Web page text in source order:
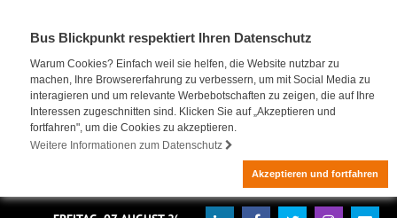
Bus Blickpunkt respektiert Ihren Datenschutz
Warum Cookies? Einfach weil sie helfen, die Website nutzbar zu
machen, Ihre Browsererfahrung zu verbessern, um mit Social Media zu
interagieren und um relevante Werbebotschaften zu zeigen, die auf Ihre
Interessen zugeschnitten sind. Klicken Sie auf „Akzeptieren und
fortfahren", um die Cookies zu akzeptieren.
Weitere Informationen zum Datenschutz
Akzeptieren und fortfahren